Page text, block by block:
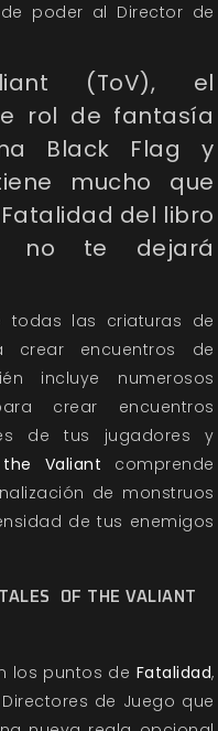
poder al Director de
(ToV), el
rol de fantasía
Black Flag y
mucho que
del libro
no te dejará
todas las criaturas de
crear encuentros de
incluye numerosos
crear encuentros
de tus jugadores y
Valiant comprende
de monstruos
de tus enemigos
TALES OF THE VALIANT
los puntos de Fatalidad,
de Juego que